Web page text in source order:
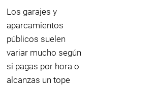
Los garajes y
aparcamientos
públicos suelen
variar mucho según
si pagas por hora o
alcanzas un tope